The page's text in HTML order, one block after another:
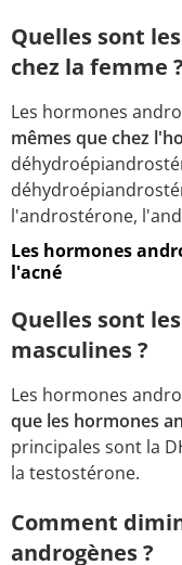
Quelles sont
chez la femme ?
Les hormones
mêmes que chez
l'androstérone,
Les hormones
l'acné
Quelles sont
masculines ?
Les hormones
que les hormones
principales sont la
la testostérone.
Comment
androgènes ?